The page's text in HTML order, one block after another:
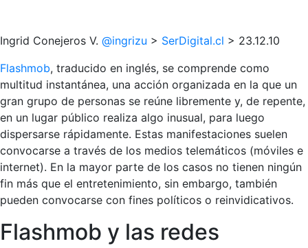
Ingrid Conejeros V. @ingrizu > SerDigital.cl > 23.12.10
Flashmob, traducido en inglés, se comprende como
multitud instantánea, una acción organizada en la que un
gran grupo de personas se reúne libremente y, de repente,
en un lugar público realiza algo inusual, para luego
dispersarse rápidamente. Estas manifestaciones suelen
convocarse a través de los medios telemáticos (móviles e
internet). En la mayor parte de los casos no tienen ningún
fin más que el entretenimiento, sin embargo, también
pueden convocarse con fines políticos o reinvidicativos.
Flashmob y las redes